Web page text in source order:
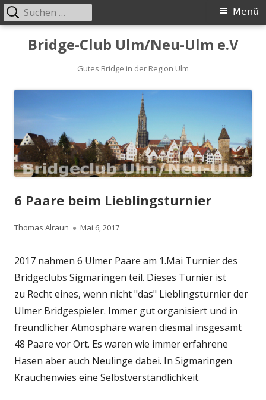
Bridge-Club Ulm/Neu-Ulm e.V
Gutes Bridge in der Region Ulm
Primäres
Menü
Menü
Suchen
nach:
6 Paare beim Lieblingsturnier
Autor
Thomas Alraun
Veröffentlicht
Mai 6, 2017
2017 nahmen 6 Ulmer Paare am 1.Mai Turnier des
Bridgeclubs Sigmaringen teil. Dieses Turnier ist
zu Recht eines, wenn nicht "das" Lieblingsturnier der
Ulmer Bridgespieler. Immer gut organisiert und in
freundlicher Atmosphäre waren diesmal insgesamt
48 Paare vor Ort. Es waren wie immer erfahrene
Hasen aber auch Neulinge dabei. In Sigmaringen
Krauchenwies eine Selbstverständlichkeit.